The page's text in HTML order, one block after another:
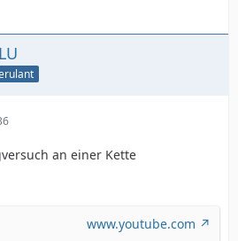
an einer Kette
www.youtube.com